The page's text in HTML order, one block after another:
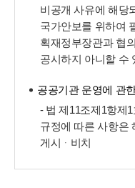
비공개 사유에 해당
국가안보를 위하여
획재정부장관과 협
공시하지 아니할 수
공공기관 운영에 관
- 법 제11조제1항제
규정에 따른 사항은
게시ᆞ비치